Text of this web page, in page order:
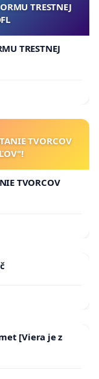
TRESTNEJ
TRESTNEJ
TVORCOV
TVORCOV
[Viera je z